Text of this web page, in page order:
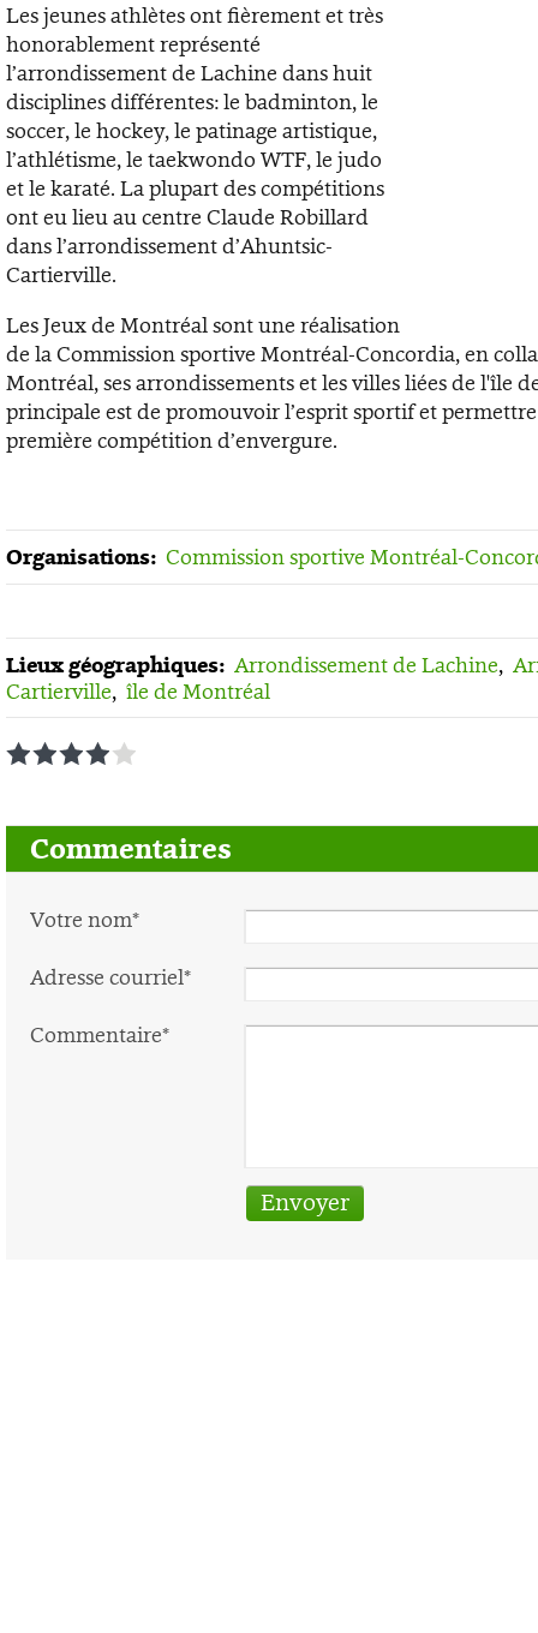
Les jeunes athlètes ont fièrement et très
honorablement représenté
l’arrondissement de Lachine dans huit
disciplines différentes: le badminton, le
soccer, le hockey, le patinage artistique,
l’athlétisme, le taekwondo WTF, le judo
et le karaté. La plupart des compétitions
ont eu lieu au centre Claude Robillard
dans l’arrondissement d’Ahuntsic-
Cartierville.
Les Jeux de Montréal sont une réalisation
de la Commission sportive Montréal-Concordia, en
Montréal, ses arrondissements et les villes liées de l'île
principale est de promouvoir l’esprit sportif et
première compétition d’envergure.
Organisations: Commission sportive Montréal-
Lieux géographiques: Arrondissement de Lachine,
Cartierville, île de Montréal
1 2 3 4 5
Commentaires
Votre nom*
Adresse courriel*
Commentaire*